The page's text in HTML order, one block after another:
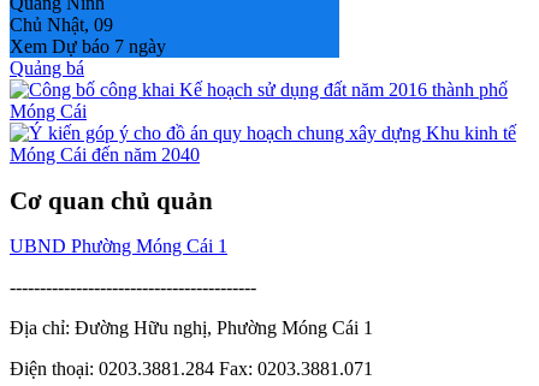
Chủ Nhật, 09
Xem Dự báo 7 ngày
Quảng bá
Cơ quan chủ quản
UBND Phường Móng Cái 1
-----------------------------------------
Địa chỉ: Đường Hữu nghị, Phường Móng Cái 1
Điện thoại: 0203.3881.284 Fax: 0203.3881.071